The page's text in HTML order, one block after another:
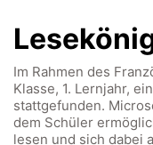
Im Rahmen des
Klasse, 1. Lernjahr,
stattgefunden.
dem Schüler
lesen und sich dabei